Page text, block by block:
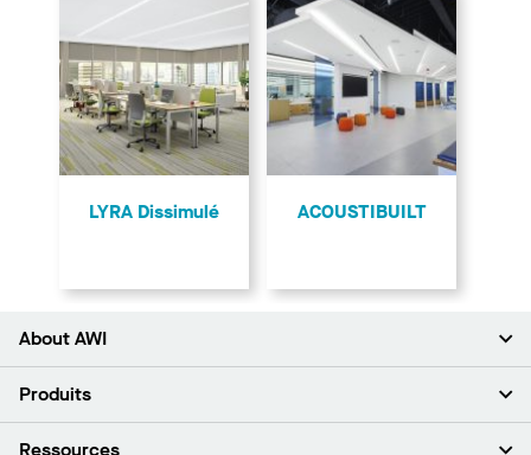
LYRA Dissimulé ACOUSTIBUILT
About AWI
À propos de nous
Produits
Plafonds
Ressources